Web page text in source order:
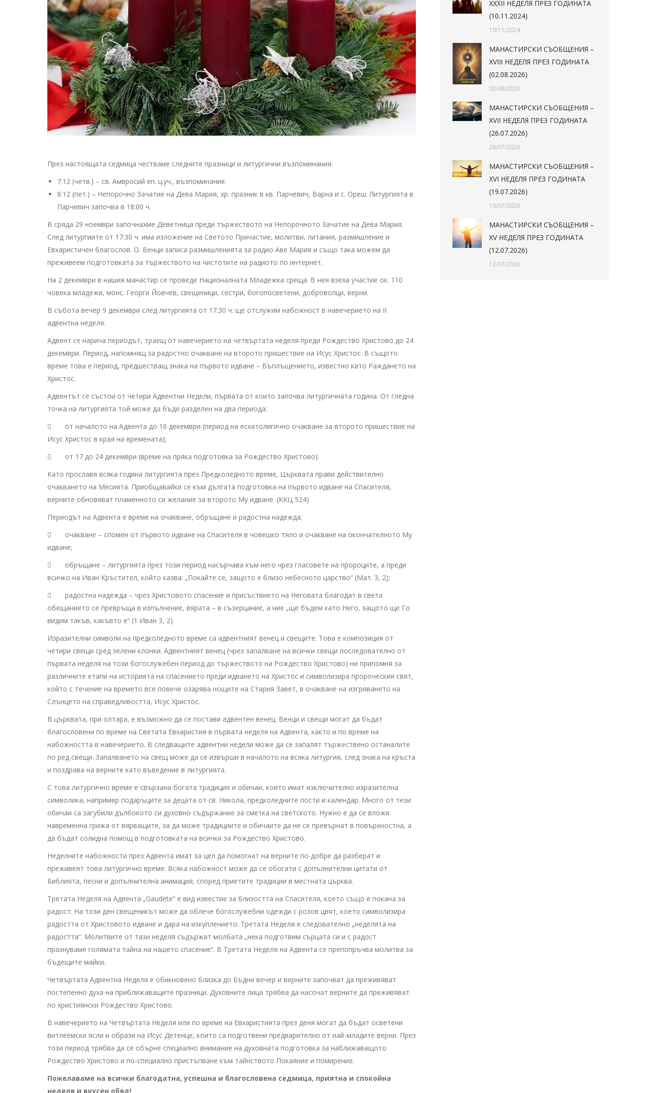
През настоящата седмица честваме следните празници и литургични възпоминания:
7.12 (четв.) – св. Амвросий еп. ц.уч., възпоминание.
8.12 (пет.) – Непорочно Зачатие на Дева Мария, хр. празник в кв. Парчевич, Варна и с. Ореш. Литургията в
Парчевич започва в 18:00 ч.
В сряда 29 ноември започнахме Деветница преди тържеството на Непорочното Зачатие на Дева Мария.
След литургиите от 17:30 ч. има изложение на Светото Причастие, молитви, литания, размишление и
Евхаристичен благослов. О. Венци записа размишленията за радио Аве Мария и също така можем да
преживеем подготовката за тържеството на чистотите на радиото по интернет.
На 2 декември в нашия манастир се проведе Националната Младежка среща. В нея взеха участие ок. 110
човека младежи, монс. Георги Йовчев, свещеници, сестри, богопосветени, доброволци, верни.
В събота вечер 9 декември след литургията от 17:30 ч. ще отслужим набожност в навечерието на II
адвентна неделя.
Адвент се нарича периодът, траещ от навечерието на четвъртата неделя преди Рождество Христово до 24
декември. Период, напомнящ за радостно очакване на второто пришествие на Исус Христос. В същото
време това е период, предшестващ знака на първото идване – Въплъщението, известно като Раждането на
Христос.
Адвентът се състои от четири Адвентни Недели, първата от които започва литургичната година. От гледна
точка на литургията той може да бъде разделен на два периода:
 от началото на Адвента до 16 декември (период на есхатолигично очакване за второто пришествие на
Исус Христос в края на времената);
 от 17 до 24 декември (време на пряка подготовка за Рождество Христово).
Като прославя всяка година литургията през Предколедното време, Църквата прави действително
очакването на Месията. Приобщавайки се към дългата подготовка на първото идване на Спасителя,
верните обновяват пламенното си желание за второто Му идване. (ККЦ 524)
Периодът на Адвента е време на очакване, обръщане и радостна надежда:
 очакване – спомен от първото идване на Спасителя в човешко тяло и очакване на окончателното Му
идване;
 обръщане – литургията през този период насърчава към него чрез гласовете на пророците, a преди
всичко на Иван Кръстител, който казва: „Покайте се, защото е близо небесното царство“ (Мат. 3, 2);
 радостна надежда – чрез Христовото спасение и присъствието на Неговата благодат в света
обещанието се превръща в изпълнение, вярата – в съзерцание, а ние „ще бъдем като Него, защото ще Го
видим такъв, какъвто е“ (1 Иван 3, 2).
Изразителни символи на предколедното време са адвентният венец и свещите. Това е композиция от
четири свещи сред зелени клонки. Адвентният венец (чрез запалване на всички свещи последователно от
първата неделя на този богослужебен период до тържеството на Рождество Христово) ни припомня за
различните етапи на историята на спасението преди идването на Христос и символизира пророческия свят,
който с течение на времето все повече озарява нощите на Стария Завет, в очакване на изгряването на
Слънцето на справедливостта, Исус Христос.
В църквата, при олтара, е възможно да се постави адвентен венец. Венци и свещи могат да бъдат
благословени по време на Светата Евхаристия в първата неделя на Адвента, както и по време на
набожността в навечерието. В следващите адвентни недели може да се запалят тържествено останалите
по ред свещи. Запалването на свещ може да се извърши в началото на всяка литургия, след знака на кръста
и поздрава на верните като въведение в литургията.
С това литургично време е свързана богата традиция и обичаи, които имат изключително изразителна
символика, например подаръците за децата от св. Никола, предколедните пости и календар. Много от тези
обичаи са загубили дълбокото си духовно съдържание за сметка на светското. Нужно е да се вложи
навременна грижа от вярващите, за да може традициите и обичаите да не се превърнат в повърхностна, а
да бъдат солидна помощ в подготовката на всички за Рождество Христово.
Неделните набожности през Адвента имат за цел да помогнат на верните по-добре да разберат и
преживеят това литургично време. Всяка набожност може да се обогати с допълнителни цитати от
Библията, песни и допълнителна анимация, според приетите традиции в местната църква.
Третата Неделя на Адвента „Gaudete“ е вид известие за близостта на Спасителя, което също е покана за
радост. На този ден свещеникът може да облече богослужебни одежди с розов цвят, което символизира
радостта от Христовото идване и дара на изкуплението. Третата Неделя е следователно „неделята на
радостта“. Молитвите от тази неделя съдържат молбата „нека подготвим сърцата си и с радост
празнуваме голямата тайна на нашето спасение“. В Третата Неделя на Адвента се препопръчва молитва за
бъдещите майки.
Четвъртата Адвентна Неделя е обикновено близка до Бъдни вечер и верните започват да преживяват
постепенно духа на приближаващите празници. Духовните лица трябва да насочат верните да преживяват
по християнски Рождество Христово.
В навечерието на Четвъртата Неделя или по време на Евхаристията през деня могат да бъдат осветени
витлеемски ясли и образи на Исус Детенце, които са подготвени предварително от най-младите верни. През
този период трябва да се обърне специално внимание на духовната подготовка за наближаващото
Рождество Христово и по-специално пристъпване към тайнството Покаяние и помирение.
Пожелаваме на всички благодатна, успешна и благословена седмица, приятна и спокойна
неделя и вкусен обяд!
XXXII НЕДЕЛЯ ПРЕЗ ГОДИНАТА
(10.11.2024)
10/11/2024
МАНАСТИРСКИ СЪОБЩЕНИЯ –
XVIII НЕДЕЛЯ ПРЕЗ ГОДИНАТА
(02.08.2026)
02/08/2026
МАНАСТИРСКИ СЪОБЩЕНИЯ –
XVII НЕДЕЛЯ ПРЕЗ ГОДИНАТА
(26.07.2026)
26/07/2026
МАНАСТИРСКИ СЪОБЩЕНИЯ –
XVI НЕДЕЛЯ ПРЕЗ ГОДИНАТА
(19.07.2026)
19/07/2026
МАНАСТИРСКИ СЪОБЩЕНИЯ –
XV НЕДЕЛЯ ПРЕЗ ГОДИНАТА
(12.07.2026)
12/07/2026